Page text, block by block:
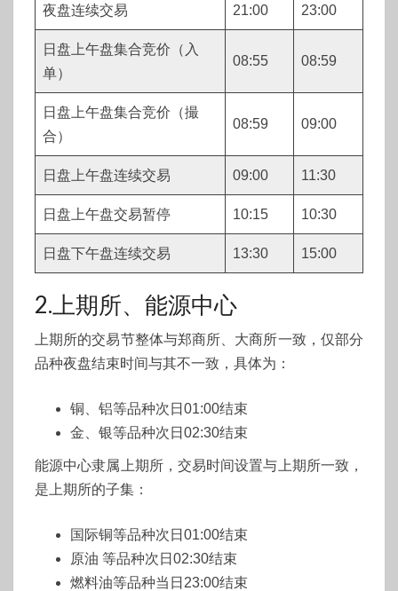
夜盘连续交易 21:00 23:00
日盘上午盘集合竞价（入
单）
08:55 08:59
日盘上午盘集合竞价（撮
合）
08:59 09:00
日盘上午盘连续交易 09:00 11:30
日盘上午盘交易暂停 10:15 10:30
日盘下午盘连续交易 13:30 15:00
2.上期所、能源中心
上期所的交易节整体与郑商所、大商所一致，仅部分
品种夜盘结束时间与其不一致，具体为：
铜、铝等品种次日01:00结束
金、银等品种次日02:30结束
能源中心隶属上期所，交易时间设置与上期所一致，
是上期所的子集：
国际铜等品种次日01:00结束
原油 等品种次日02:30结束
燃料油等品种当日23:00结束